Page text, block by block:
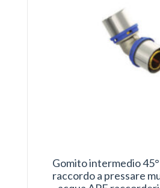
Gomito intermedio
raccordo a pressare